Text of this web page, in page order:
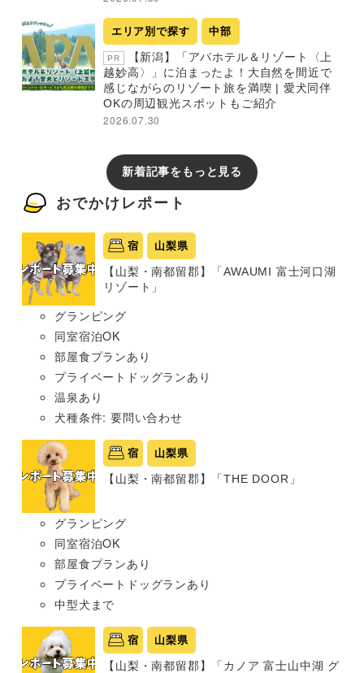
エリア別で探す 中部
PR
【新潟】「アパホテル＆リゾート〈上
越妙高〉」に泊まったよ！大自然を間近で
感じながらのリゾート旅を満喫 | 愛犬同伴
OKの周辺観光スポットもご紹介
2026.07.30
新着記事をもっと見る
おでかけレポート
宿 山梨県
【山梨・南都留郡】「AWAUMI 富士河口湖
リゾート」
グランピング
同室宿泊OK
部屋食プランあり
プライベートドッグランあり
温泉あり
犬種条件: 要問い合わせ
宿 山梨県
【山梨・南都留郡】「THE DOOR」
グランピング
同室宿泊OK
部屋食プランあり
プライベートドッグランあり
中型犬まで
宿 山梨県
【山梨・南都留郡】「カノア 富士山中湖 グ